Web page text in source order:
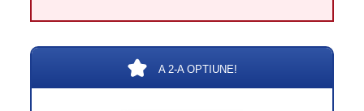
A 2-A OPTIUNE!